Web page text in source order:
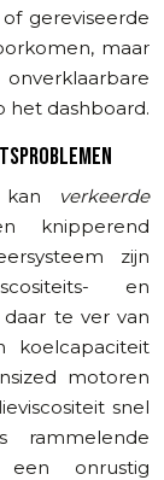
gereviseerde
maar
het dashboard.
kan
verkeerde
zijn
en
te ver van
koelcapaciteit
motoren
snel
rammelende
onrustig